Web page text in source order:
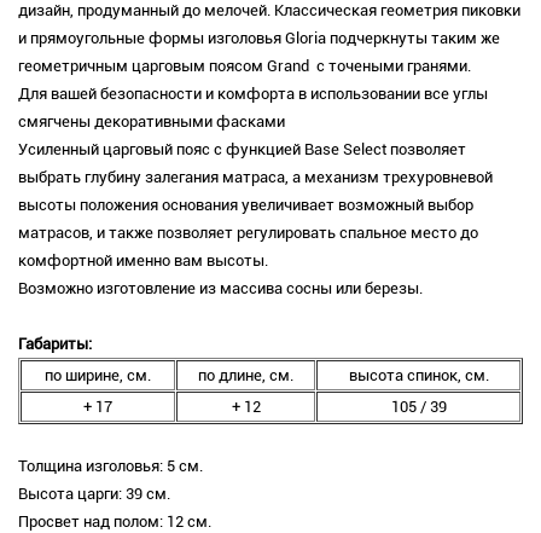
дизайн, продуманный до мелочей. Классическая геометрия пиковки
и прямоугольные формы изголовья Gloria подчеркнуты таким же
геометричным царговым поясом Grand с точеными гранями.
Для вашей безопасности и комфорта в использовании все углы
смягчены декоративными фасками
Усиленный царговый пояс с функцией Base Select позволяет
выбрать глубину залегания матраса, а механизм трехуровневой
высоты положения основания увеличивает возможный выбор
матрасов, и также позволяет регулировать спальное место до
комфортной именно вам высоты.
Возможно изготовление из массива сосны или березы.
Габариты:
по ширине, см.
по длине, см.
высота спинок, см.
+ 17
+ 12 105 / 39
Толщина изголовья: 5 см.
Высота царги: 39 см.
Просвет над полом: 12 см.